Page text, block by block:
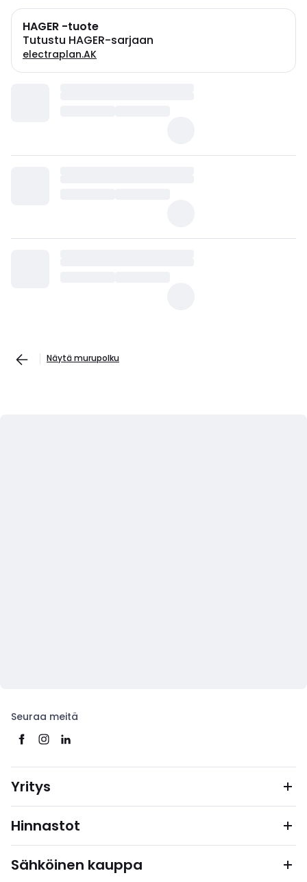
HAGER -tuote
Tutustu HAGER-sarjaan
electraplan.AK
Näytä murupolku
Seuraa meitä
Yritys
Hinnastot
Sähköinen kauppa